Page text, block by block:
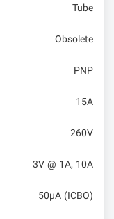
Tube
Obsolete
PNP
15A
260V
3V @ 1A, 10A
50µA (ICBO)